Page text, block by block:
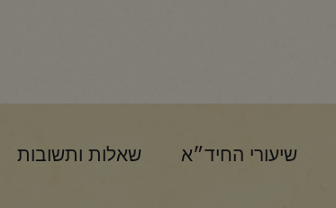
שיעורי החיד״א שאלות ותשובות